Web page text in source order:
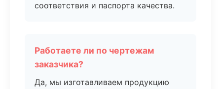
соответствия и паспорта качества.
Работаете ли по чертежам
заказчика?
Да, мы изготавливаем продукцию